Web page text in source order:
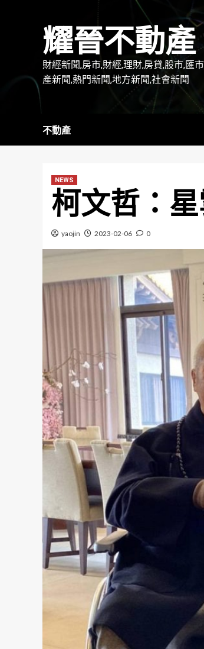
耀晉不動產
財經新聞,房市,財經,理財,房貸,股市,匯
產新聞,熱門新聞,地方新聞,社會新聞
不動產
NEWS
柯文哲：
yaojin 2023-02-06 0